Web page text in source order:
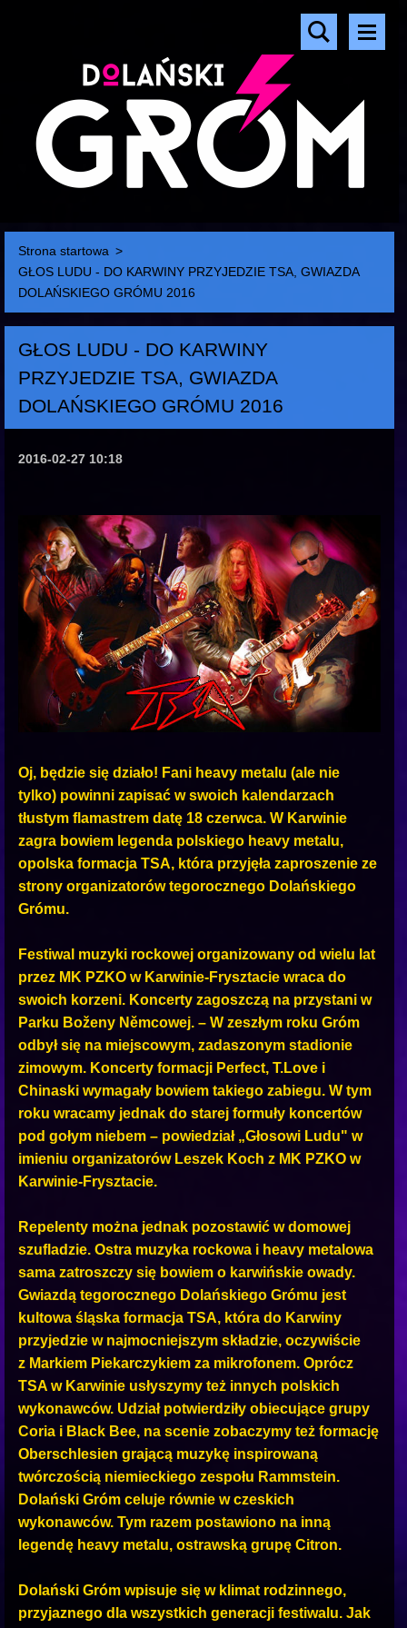
Strona startowa >
GŁOS LUDU - DO KARWINY PRZYJEDZIE TSA, GWIAZDA
DOLAŃSKIEGO GRÓMU 2016
GŁOS LUDU - DO KARWINY
PRZYJEDZIE TSA, GWIAZDA
DOLAŃSKIEGO GRÓMU 2016
2016-02-27 10:18
Oj, będzie się działo! Fani heavy metalu (ale nie
tylko) powinni zapisać w swoich kalendarzach
tłustym flamastrem datę 18 czerwca. W Karwinie
zagra bowiem legenda polskiego heavy metalu,
opolska formacja TSA, która przyjęła zaproszenie ze
strony organizatorów tegorocznego Dolańskiego
Grómu.
Festiwal muzyki rockowej organizowany od wielu lat
przez MK PZKO w Karwinie-Frysztacie wraca do
swoich korzeni. Koncerty zagoszczą na przystani w
Parku Boženy Němcowej. – W zeszłym roku Gróm
odbył się na miejscowym, zadaszonym stadionie
zimowym. Koncerty formacji Perfect, T.Love i
Chinaski wymagały bowiem takiego zabiegu. W tym
roku wracamy jednak do starej formuły koncertów
pod gołym niebem – powiedział „Głosowi Ludu" w
imieniu organizatorów Leszek Koch z MK PZKO w
Karwinie-Frysztacie.
Repelenty można jednak pozostawić w domowej
szufladzie. Ostra muzyka rockowa i heavy metalowa
sama zatroszczy się bowiem o karwińskie owady.
Gwiazdą tegorocznego Dolańskiego Grómu jest
kultowa śląska formacja TSA, która do Karwiny
przyjedzie w najmocniejszym składzie, oczywiście
z Markiem Piekarczykiem za mikrofonem. Oprócz
TSA w Karwinie usłyszymy też innych polskich
wykonawców. Udział potwierdziły obiecujące grupy
Coria i Black Bee, na scenie zobaczymy też formację
Oberschlesien grającą muzykę inspirowaną
twórczością niemieckiego zespołu Rammstein.
Dolański Gróm celuje równie w czeskich
wykonawców. Tym razem postawiono na inną
legendę heavy metalu, ostrawską grupę Citron.
Dolański Gróm wpisuje się w klimat rodzinnego,
przyjaznego dla wszystkich generacji festiwalu. Jak